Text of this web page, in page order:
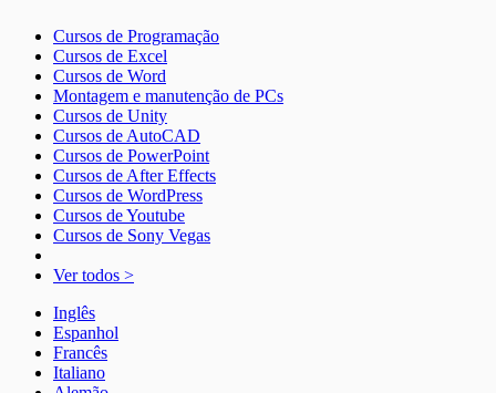
Cursos de Programação
Cursos de Excel
Cursos de Word
Montagem e manutenção de PCs
Cursos de Unity
Cursos de AutoCAD
Cursos de PowerPoint
Cursos de After Effects
Cursos de WordPress
Cursos de Youtube
Cursos de Sony Vegas
Ver todos >
Inglês
Espanhol
Francês
Italiano